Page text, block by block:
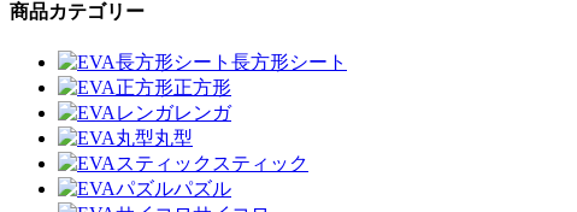
商品カテゴリー
長方形シート
正方形
レンガ
丸型
スティック
パズル